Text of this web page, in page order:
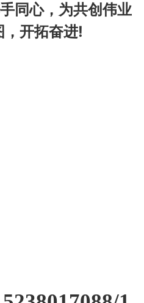
同心，为共创伟业
开拓奋进!